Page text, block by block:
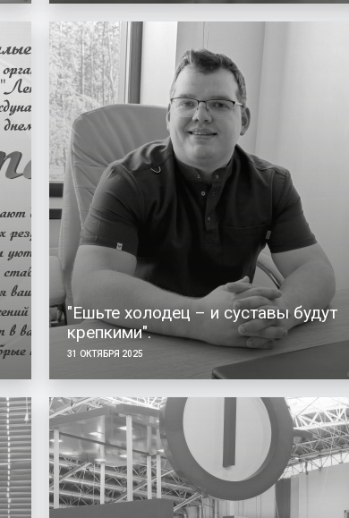
"Ешьте холодец – и суставы будут
крепкими".
31 ОКТЯБРЯ 2025